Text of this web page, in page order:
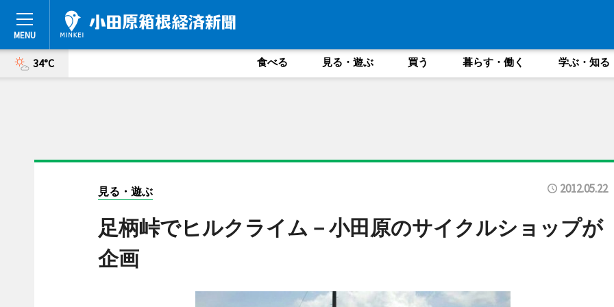
34°C 食べる 見る・遊ぶ 買う 暮らす・働く 学ぶ・知る
見る・遊ぶ 2012.05.22
足柄峠でヒルクライム－小田原のサイクルショップが
企画